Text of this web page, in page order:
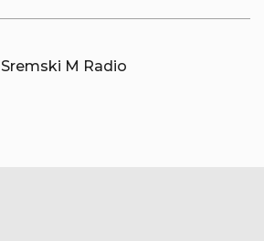
Sremski M Radio